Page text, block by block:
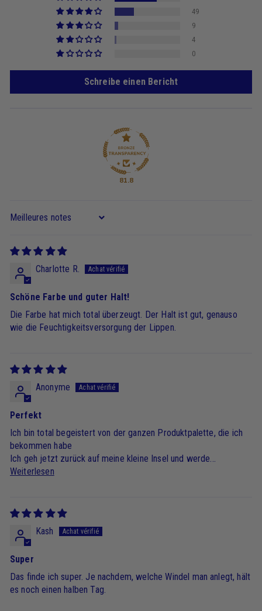
49
9
4
0
Schreibe einen Bericht
81.8
Sort by
Charlotte R.
Schöne Farbe und guter Halt!
Die Farbe hat mich total überzeugt. Der Halt ist gut, genauso
wie die Feuchtigkeitsversorgung der Lippen.
Anonyme
Perfekt
Ich bin total begeistert von der ganzen Produktpalette, die ich
bekommen habe
Ich geh jetzt zurück auf meine kleine Insel und werde...
Weiterlesen
Kash
Super
Das finde ich super. Je nachdem, welche Windel man anlegt, hält
es noch einen halben Tag.